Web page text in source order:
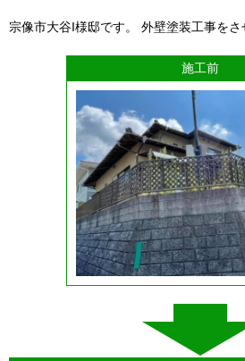
宗像市大谷I様邸です。 外壁塗装工事をさ
施工前